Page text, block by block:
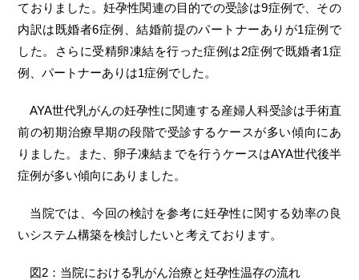
ておりました。妊孕性関連の目的での受診は9症例で、その
内訳は既婚者6症例、結婚前提のパートナーありが1症例で
した。さらに受精卵凍結を行った症例は2症例で既婚者1症
例、パートナーありは1症例でした。
AYA世代乳がんの妊孕性に関連する産婦人科受診は手術直
前の初期治療早期の段階で受診するケースが多い傾向にあ
りました。また、卵子凍結までを行うケースはAYA世代後半
症例が多い傾向にありました。
当院では、今回の検討を参考に妊孕性に関する効率の良
いシステム構築を検討したいと考えております。
図2：当院における乳がん治療と妊孕性温存の流れ